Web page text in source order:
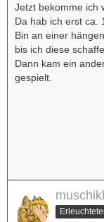
Jetzt bekomme ich
Da hab ich erst ca.
Bin an einer
bis ich diese
Dann kam ein
gespielt.